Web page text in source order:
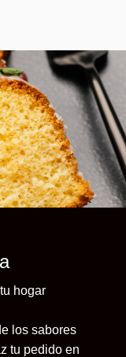
hogar
los sabores
tu pedido en